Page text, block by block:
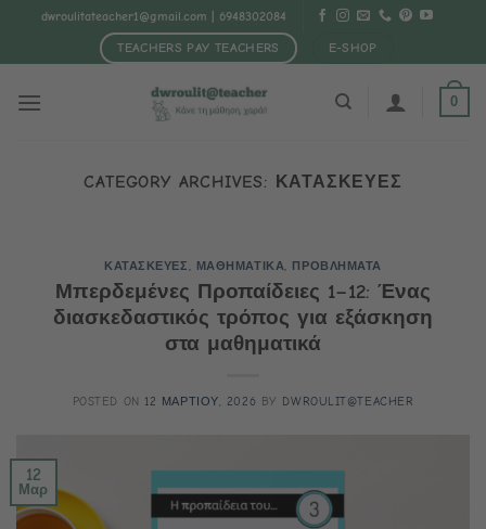
Μετάβαση
περιεχόμενο
dwroulitateacher1@gmail.com | 6948302084
TEACHERS PAY TEACHERS E-SHOP
0
CATEGORY ARCHIVES: ΚΑΤΑΣΚΕΥΕΣ
ΚΑΤΑΣΚΕΥΕΣ, ΜΑΘΗΜΑΤΙΚΑ, ΠΡΟΒΛΗΜΑΤΑ
Μπερδεμένες Προπαίδειες 1–12: Ένας
διασκεδαστικός τρόπος για εξάσκηση
στα μαθηματικά
POSTED ON 12 ΜΑΡΤΙΟΥ, 2026 BY DWROULIT@TEACHER
12
Μαρ